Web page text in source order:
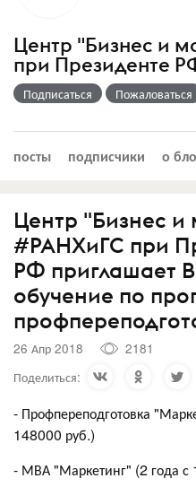
Центр "Бизнес и
при Президенте
Подписаться Пожаловаться
посты подписчики о
Центр "Бизнес и
#РАНХиГС при
РФ приглашает
обучение по
26 Апр 2018
2181
Поделиться:
- Профпереподготовка
148000 руб.)
- МВА "Маркетинг" (2 года с